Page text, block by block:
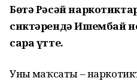
Бөтә Рәсәй
сиктәрендә Ишембай
сара үтте.
Уның маҡсаты –